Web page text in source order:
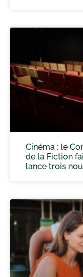
Cinéma : le
de la Fiction
lance trois